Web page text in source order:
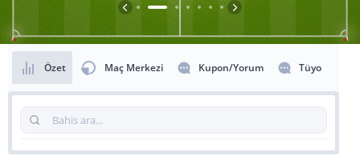
Özet Maç Merkezi Kupon/Yorum Tüyo